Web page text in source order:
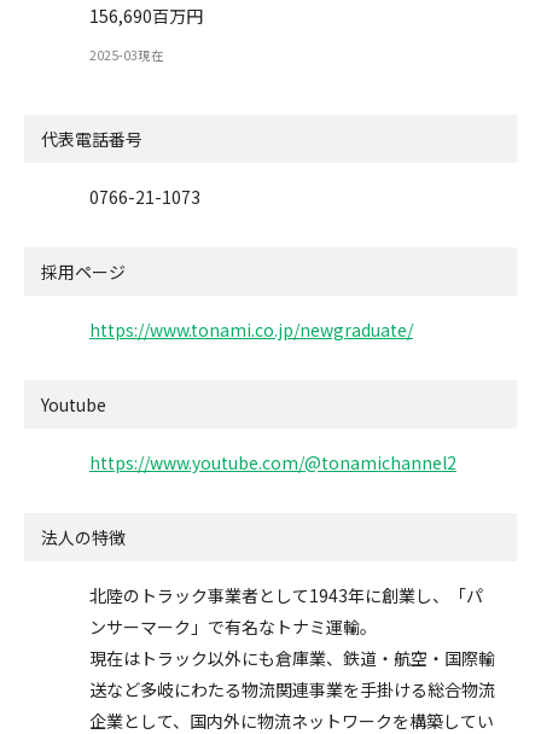
156,690百万円
2025-03現在
代表電話番号
0766-21-1073
採用ページ
https://www.tonami.co.jp/newgraduate/
Youtube
https://www.youtube.com/@tonamichannel2
法人の特徴
北陸のトラック事業者として1943年に創業し、「パ
ンサーマーク」で有名なトナミ運輸。
現在はトラック以外にも倉庫業、鉄道・航空・国際輸
送など多岐にわたる物流関連事業を手掛ける総合物流
企業として、国内外に物流ネットワークを構築してい